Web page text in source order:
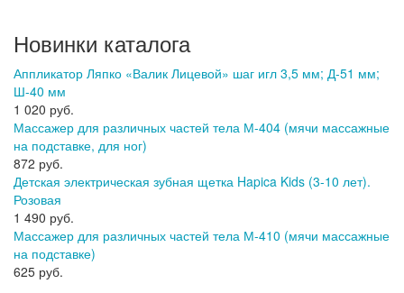
Новинки каталога
Аппликатор Ляпко «Валик Лицевой» шаг игл 3,5 мм; Д-51 мм;
Ш-40 мм
1 020 руб.
Массажер для различных частей тела М-404 (мячи массажные
на подставке, для ног)
872 руб.
Детская электрическая зубная щетка Hapica Kids (3-10 лет).
Розовая
1 490 руб.
Массажер для различных частей тела М-410 (мячи массажные
на подставке)
625 руб.